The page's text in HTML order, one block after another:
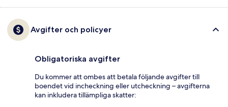
Avgifter och policyer
Obligatoriska avgifter
Du kommer att ombes att betala följande avgifter till
boendet vid incheckning eller utcheckning – avgifterna
kan inkludera tillämpliga skatter: